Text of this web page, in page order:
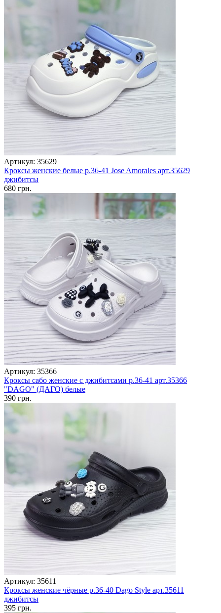
Артикул: 35629
Кроксы женские белые р.36-41 Jose Amorales арт.35629
джибитсы
680 грн.
Артикул: 35366
Кроксы сабо женские с джибитсами р.36-41 арт.35366
"DAGO" (ДАГО) белые
390 грн.
Артикул: 35611
Кроксы женские чёрные р.36-40 Dago Style арт.35611
джибитсы
395 грн.